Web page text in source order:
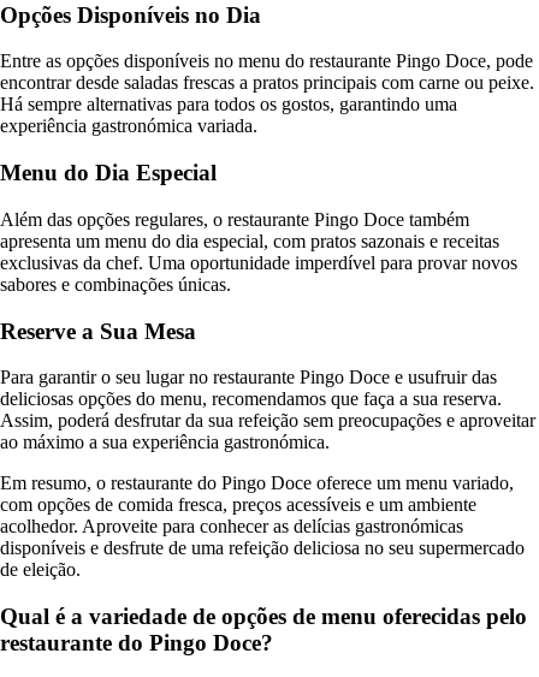
Opções Disponíveis no Dia
Entre as opções disponíveis no menu do restaurante Pingo Doce, pode
encontrar desde saladas frescas a pratos principais com carne ou peixe.
Há sempre alternativas para todos os gostos, garantindo uma
experiência gastronómica variada.
Menu do Dia Especial
Além das opções regulares, o restaurante Pingo Doce também
apresenta um menu do dia especial, com pratos sazonais e receitas
exclusivas da chef. Uma oportunidade imperdível para provar novos
sabores e combinações únicas.
Reserve a Sua Mesa
Para garantir o seu lugar no restaurante Pingo Doce e usufruir das
deliciosas opções do menu, recomendamos que faça a sua reserva.
Assim, poderá desfrutar da sua refeição sem preocupações e aproveitar
ao máximo a sua experiência gastronómica.
Em resumo, o restaurante do Pingo Doce oferece um menu variado,
com opções de comida fresca, preços acessíveis e um ambiente
acolhedor. Aproveite para conhecer as delícias gastronómicas
disponíveis e desfrute de uma refeição deliciosa no seu supermercado
de eleição.
Qual é a variedade de opções de menu oferecidas pelo
restaurante do Pingo Doce?